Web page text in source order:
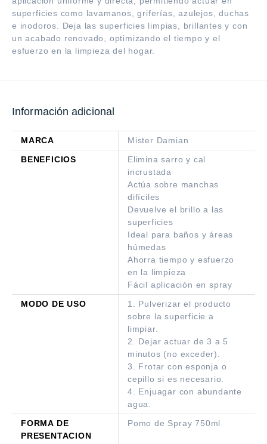
superficies como lavamanos, griferías, azulejos, duchas
e inodoros. Deja las superficies limpias, brillantes y con
un acabado renovado, optimizando el tiempo y el
esfuerzo en la limpieza del hogar.
Información adicional
MARCA
Mister Damian
BENEFICIOS
Elimina sarro y cal
incrustada
Actúa sobre manchas
difíciles
Devuelve el brillo a las
superficies
Ideal para baños y áreas
húmedas
Ahorra tiempo y esfuerzo
en la limpieza
Fácil aplicación en spray
MODO DE USO
1. Pulverizar el producto
sobre la superficie a
limpiar.
2. Dejar actuar de 3 a 5
minutos (no exceder).
3. Frotar con esponja o
cepillo si es necesario.
4. Enjuagar con abundante
agua.
FORMA DE
PRESENTACION
Pomo de Spray 750ml